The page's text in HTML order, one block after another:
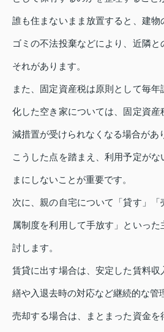
誰も住まないまま放置すると、建物
ゴミの不法投棄などにより、近隣
それがあります。
また、固定資産税は原則として毎
化した空き家については、固定資産
減措置が受けられなくなる場合があ
こうした点を踏まえ、利用予定がな
まにしないことが重要です。
次に、親の自宅について「貸す」
属制度を利用して手放す」といっ
討します。
賃貸に出す場合は、安定した賃料収
繕や入退去時の対応など継続的な管
売却する場合は、まとまった資金を